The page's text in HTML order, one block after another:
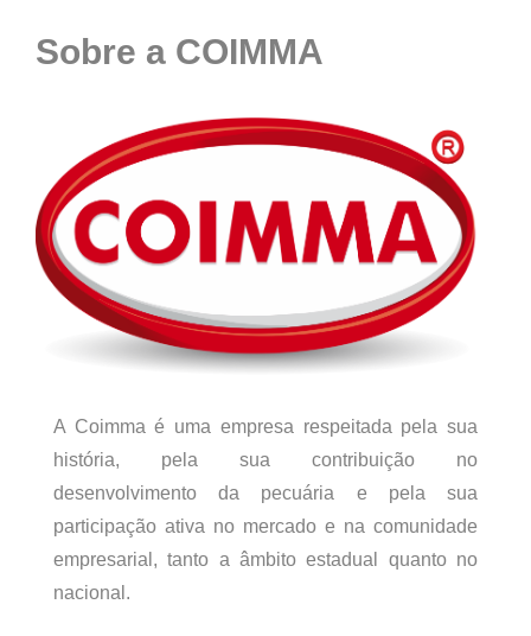
Sobre a COIMMA
A Coimma é uma empresa respeitada pela sua
história, pela sua contribuição no
desenvolvimento da pecuária e pela sua
participação ativa no mercado e na comunidade
empresarial, tanto a âmbito estadual quanto no
nacional.